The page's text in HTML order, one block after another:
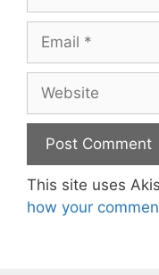
Email
Website
This site uses
how your